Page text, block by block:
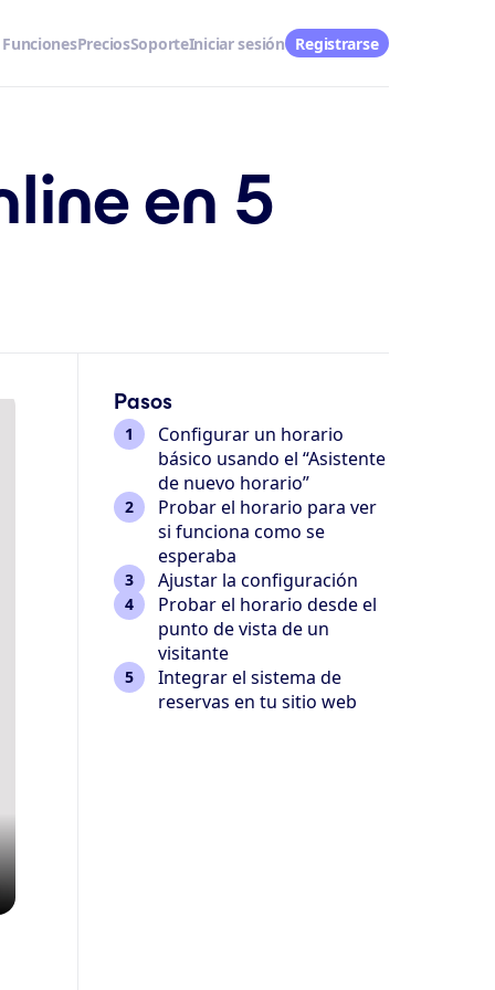
FuncionesPreciosSoporteIniciar sesión Registrarse
en 5
Pasos
Configurar un horario
básico usando el “Asistente
de nuevo horario”
Probar el horario para ver
si funciona como se
esperaba
Ajustar la configuración
Probar el horario desde el
punto de vista de un
visitante
Integrar el sistema de
reservas en tu sitio web